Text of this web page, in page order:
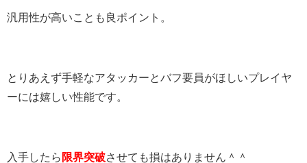
汎用性が高いことも良ポイント。
とりあえず手軽なアタッカーとバフ要員がほしいプレイヤ
ーには嬉しい性能です。
入手したら 限界突破させても損はありません＾＾